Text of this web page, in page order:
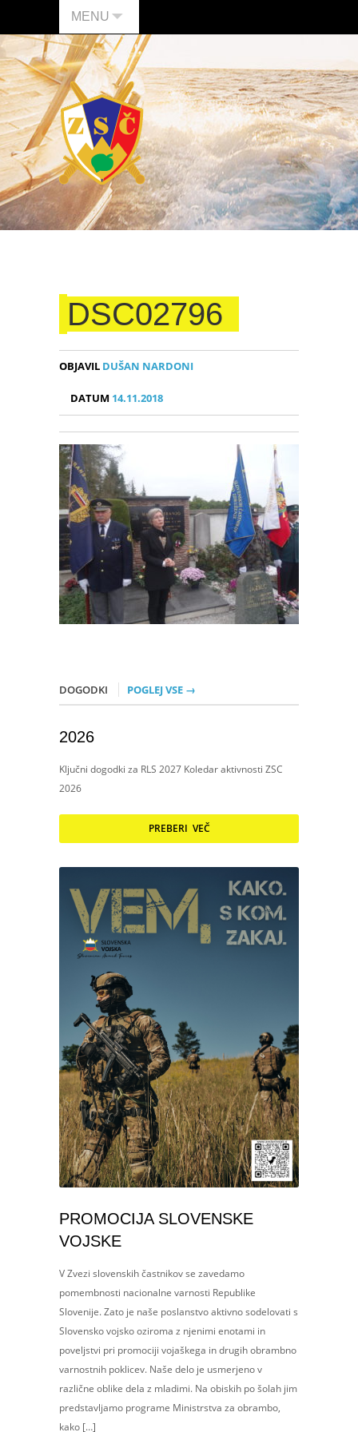
MENU
DSC02796
OBJAVIL DUŠAN NARDONI
DATUM 14.11.2018
DOGODKI POGLEJ VSE →
2026
Ključni dogodki za RLS 2027 Koledar aktivnosti ZSC
2026
PREBERI VEČ
PROMOCIJA SLOVENSKE
VOJSKE
V Zvezi slovenskih častnikov se zavedamo
pomembnosti nacionalne varnosti Republike
Slovenije. Zato je naše poslanstvo aktivno sodelovati s
Slovensko vojsko oziroma z njenimi enotami in
poveljstvi pri promociji vojaškega in drugih obrambno
varnostnih poklicev. Naše delo je usmerjeno v
različne oblike dela z mladimi. Na obiskih po šolah jim
predstavljamo programe Ministrstva za obrambo,
kako […]